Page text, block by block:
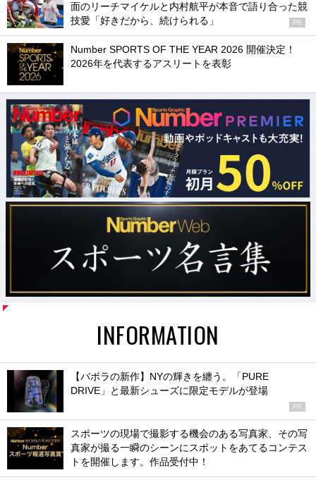
面のリーチマイケルと内村航平が本音で語り合った競
技愛「好きだから、続けられる」
PR
Number SPORTS OF THE YEAR 2026 開催決定！
2026年を代表するアスリートを表彰
INFORMATION
【バボラの新作】NYの輝きを纏う。「PURE
DRIVE」と最新シューズに限定モデルが登場
PR
スポーツの現場で撮影する機会のある写真家、その写
真家が撮る一瞬のシーンにスポットをあてるコンテス
トを開催します。作品受付中！